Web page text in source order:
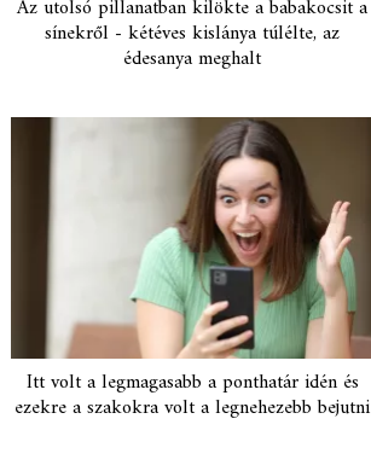
Az utolsó pillanatban kilökte a babakocsit a
sínekről - kétéves kislánya túlélte, az
édesanya meghalt
Itt volt a legmagasabb a ponthatár idén és
ezekre a szakokra volt a legnehezebb bejutni